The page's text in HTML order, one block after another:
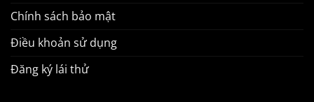
Chính sách bảo mật
Điều khoản sử dụng
Đăng ký lái thử